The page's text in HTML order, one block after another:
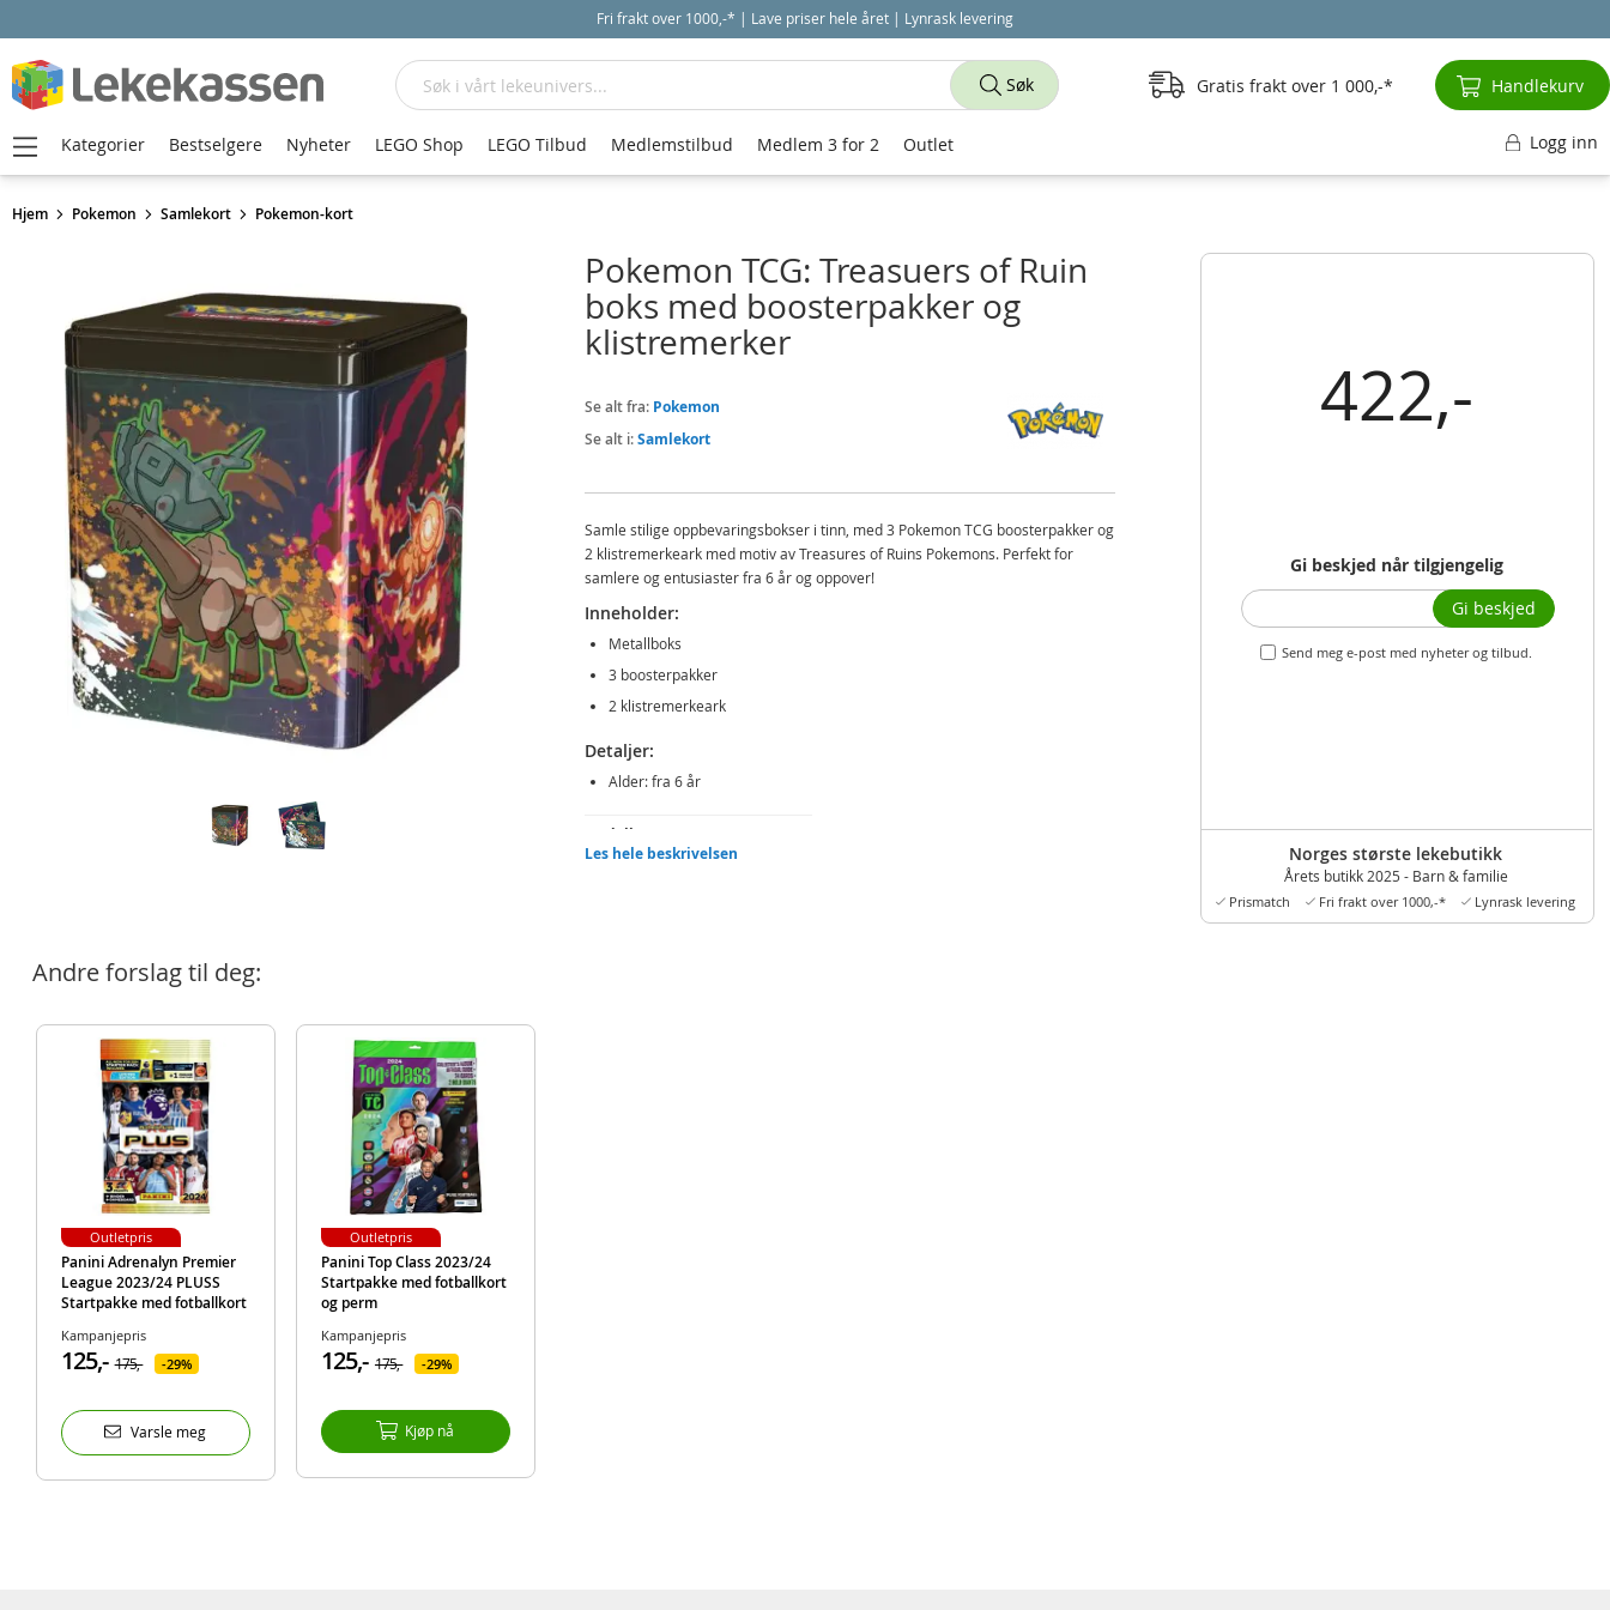
Fri frakt over 1000,-* | Lave priser hele året | Lynrask levering
Hjem Pokemon Samlekort Pokemon-kort
422,-
Gi beskjed når tilgjengelig
Send meg e-post med nyheter og tilbud.
Gi beskjed
Norges største lekebutikk
Årets butikk 2025 - Barn & familie
Prismatch Fri frakt over 1000,-* Lynrask levering
Pokemon TCG: Treasuers of Ruin
boks med boosterpakker og
klistremerker
Se alt fra: Pokemon
Se alt i:Samlekort
Samle stilige oppbevaringsbokser i tinn, med 3 Pokemon TCG boosterpakker og
2 klistremerkeark med motiv av Treasures of Ruins Pokemons. Perfekt for
samlere og entusiaster fra 6 år og oppover!
Inneholder:
Metallboks
3 boosterpakker
2 klistremerkeark
Detaljer:
Alder: fra 6 år
Produktdetaljer
Modell
Les hele beskrivelsen
Andre forslag til deg:
Panini Adrenalyn Premier
League 2023/24 PLUSS
Startpakke med fotballkort
Kampanjepris
125,- 175,- 29%
Varsle meg
Outletpris
Panini Top Class 2023/24
Startpakke med fotballkort
og perm
Kampanjepris
125,- 175,- 29%
Kjøp nå
Outletpris
Søk
Søk Gratis frakt over 1 000,- Handlekurv
Kategorier Bestselgere Nyheter LEGO Shop LEGO Tilbud Medlemstilbud Medlem 3 for 2 Outlet Logg inn